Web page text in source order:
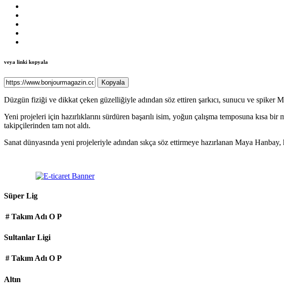
veya linki kopyala
Kopyala
Düzgün fiziği ve dikkat çeken güzelliğiyle adından söz ettiren şarkıcı, sunucu ve spiker
Yeni projeleri için hazırlıklarını sürdüren başarılı isim, yoğun çalışma temposuna kısa
takipçilerinden tam not aldı.
Sanat dünyasında yeni projeleriyle adından sıkça söz ettirmeye hazırlanan Maya
Süper Lig
# Takım Adı O P
Sultanlar Ligi
# Takım Adı O P
Altın